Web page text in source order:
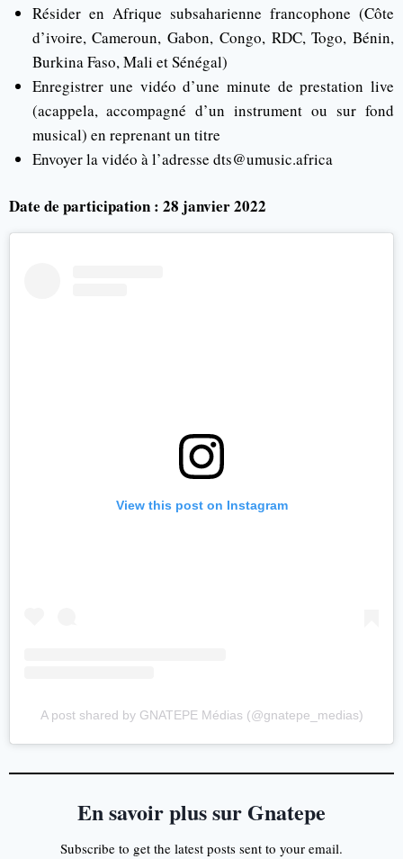
Résider en Afrique subsaharienne francophone (Côte
d’ivoire, Cameroun, Gabon, Congo, RDC, Togo, Bénin,
Burkina Faso, Mali et Sénégal)
Enregistrer une vidéo d’une minute de prestation live
(acappela, accompagné d’un instrument ou sur fond
musical) en reprenant un titre
Envoyer la vidéo à l’adresse dts@umusic.africa
Date de participation : 28 janvier 2022
View this post on Instagram
A post shared by GNATEPE Médias (@gnatepe_medias)
En savoir plus sur Gnatepe
Subscribe to get the latest posts sent to your email.